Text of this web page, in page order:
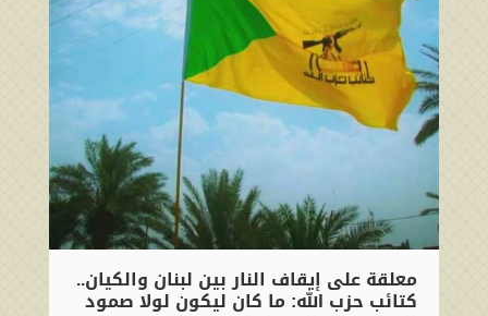
معلقة على إيقاف النار بين لبنان والكيان..
كتائب حزب الله: ما كان ليكون لولا صمود